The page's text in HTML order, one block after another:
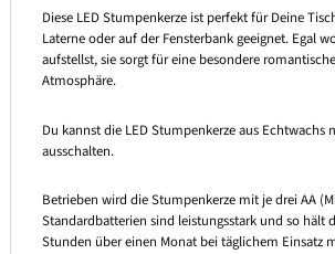
Diese LED Stumpenkerze ist perfekt für Deine
Laterne oder auf der Fensterbank geeignet. Egal
aufstellst, sie sorgt für eine besondere
Atmosphäre.
Du kannst die LED Stumpenkerze aus Echtwachs
ausschalten.
Betrieben wird die Stumpenkerze mit je drei AA
Standardbatterien sind leistungsstark und so hält
Stunden über einen Monat bei täglichem Einsatz